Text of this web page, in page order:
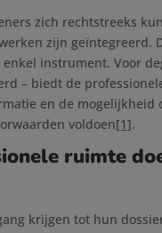
zich rechtstreeks
zijn geïntegreerd.
instrument. Voor
– biedt de
en de
voldoen[1].
ruimte
krijgen tot hun